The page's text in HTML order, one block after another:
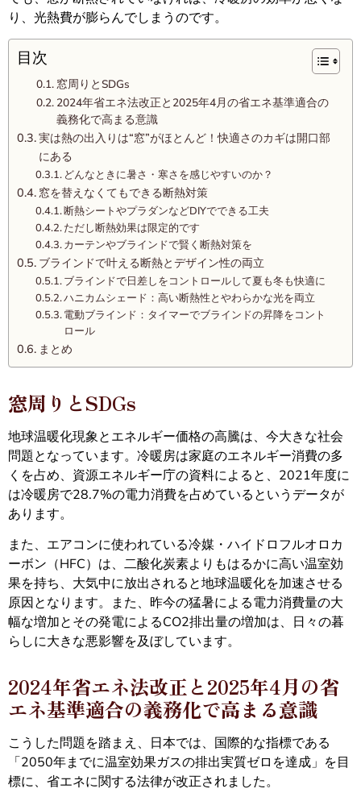
り、光熱費が膨らんでしまうのです。
目次
窓周りとSDGs
2024年省エネ法改正と2025年4月の省エネ基準適合の
義務化で高まる意識
実は熱の出入りは“窓”がほとんど！快適さのカギは開口部
にある
どんなときに暑さ・寒さを感じやすいのか？
窓を替えなくてもできる断熱対策
断熱シートやプラダンなどDIYでできる工夫
ただし断熱効果は限定的です
カーテンやブラインドで賢く断熱対策を
ブラインドで叶える断熱とデザイン性の両立
ブラインドで日差しをコントロールして夏も冬も快適に
ハニカムシェード：高い断熱性とやわらかな光を両立
電動ブラインド：タイマーでブラインドの昇降をコント
ロール
まとめ
窓周りとSDGs
地球温暖化現象とエネルギー価格の高騰は、今大きな社会
問題となっています。冷暖房は家庭のエネルギー消費の多
くを占め、資源エネルギー庁の資料によると、2021年度に
は冷暖房で28.7%の電力消費を占めているというデータが
あります。
また、エアコンに使われている冷媒・ハイドロフルオロカ
ーボン（HFC）は、二酸化炭素よりもはるかに高い温室効
果を持ち、大気中に放出されると地球温暖化を加速させる
原因となります。また、昨今の猛暑による電力消費量の大
幅な増加とその発電によるCO2排出量の増加は、日々の暮
らしに大きな悪影響を及ぼしています。
2024年省エネ法改正と2025年4月の省
エネ基準適合の義務化で高まる意識
こうした問題を踏まえ、日本では、国際的な指標である
「2050年までに温室効果ガスの排出実質ゼロを達成」を目
標に、省エネに関する法律が改正されました。